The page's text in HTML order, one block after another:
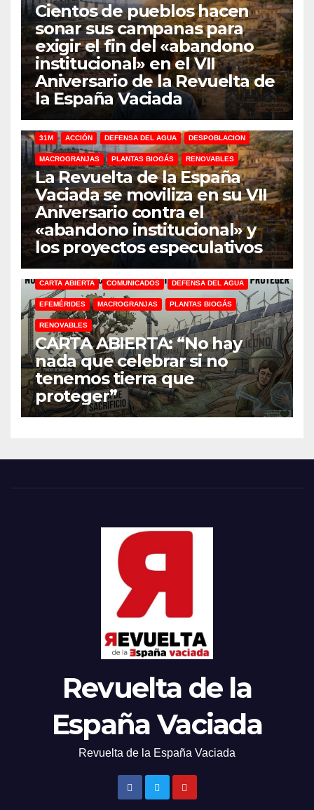
Cientos de pueblos hacen
sonar sus campanas para
exigir el fin del «abandono
institucional» en el VII
Aniversario de la Revuelta de
la España Vaciada
31M ACCIÓN DEFENSA DEL AGUA DESPOBLACION
MACROGRANJAS PLANTAS BIOGÁS RENOVABLES
La Revuelta de la España
Vaciada se moviliza en su VII
Aniversario contra el
«abandono institucional» y
los proyectos especulativos
CARTA ABIERTA COMUNICADOS DEFENSA DEL AGUA
EFEMÉRIDES MACROGRANJAS PLANTAS BIOGÁS
RENOVABLES
CARTA ABIERTA: “No hay
nada que celebrar si no
tenemos tierra que
proteger”
Revuelta de la
España Vaciada
Revuelta de la España Vaciada